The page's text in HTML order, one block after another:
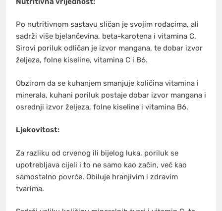
Po nutritivnom sastavu sličan je svojim rođacima, ali
sadrži više bjelančevina, beta-karotena i vitamina C.
Sirovi poriluk odličan je izvor mangana, te dobar izvor
željeza, folne kiseline, vitamina C i B6.
Obzirom da se kuhanjem smanjuje količina vitamina i
minerala, kuhani poriluk postaje dobar izvor mangana i
osrednji izvor željeza, folne kiseline i vitamina B6.
Ljekovitost:
Za razliku od crvenog ili bijelog luka, poriluk se
upotrebljava cijeli i to ne samo kao začin, već kao
samostalno povrće. Obiluje hranjivim i zdravim
tvarima.